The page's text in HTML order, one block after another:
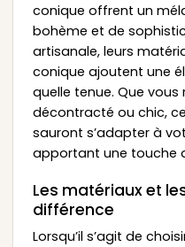
conique offrent un
bohème et de
artisanale, leurs
conique ajoutent une
quelle tenue. Que vous
décontracté ou chic,
sauront s’adapter à
apportant une touche
Les matériaux et
différence
Lorsqu’il s’agit de